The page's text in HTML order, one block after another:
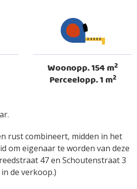
Woonopp. 154 m2
Perceelopp. 1 m2
rust combineert, midden in het
om eigenaar te worden van deze
47 en Schoutenstraat 3
de verkoop.)